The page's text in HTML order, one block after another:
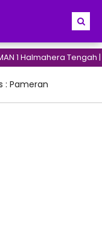
1 Halmahera Tengah |
: Pameran